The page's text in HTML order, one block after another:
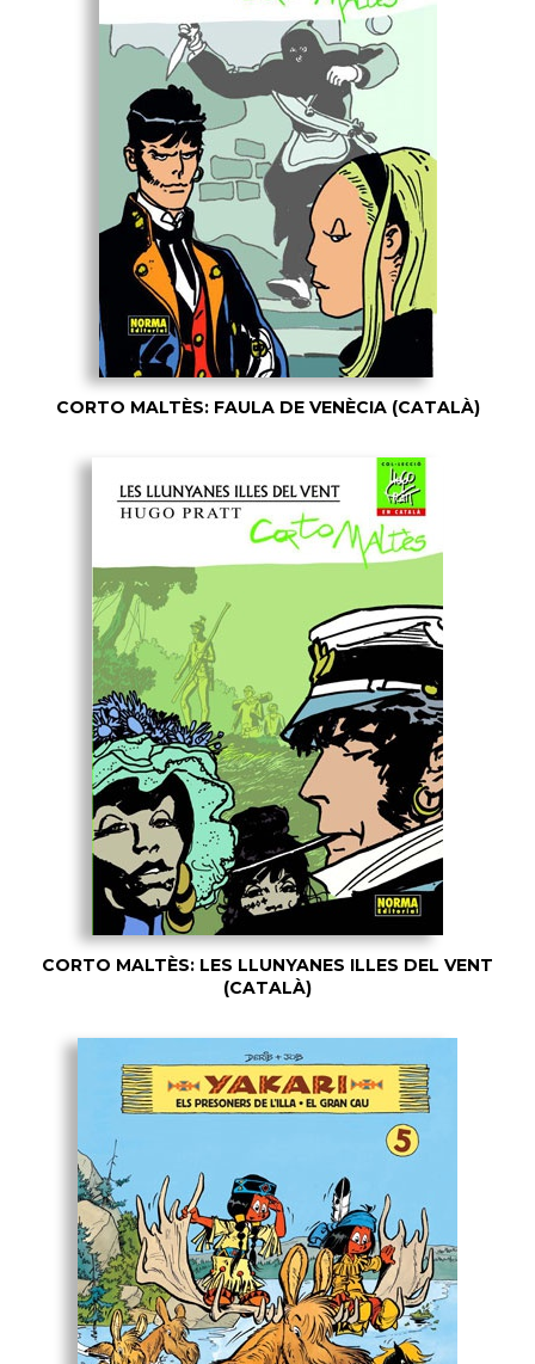
CORTO MALTÈS: FAULA DE VENÈCIA (CATALÀ)
CORTO MALTÈS: LES LLUNYANES ILLES DEL VENT
(CATALÀ)